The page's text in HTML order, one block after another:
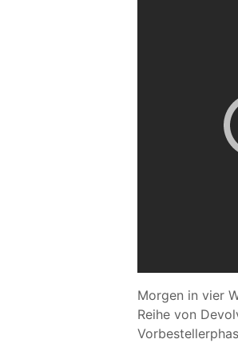
Morgen in vier
Reihe von